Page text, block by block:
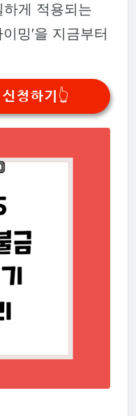
게 적용되는
밍'을 지금부터
청하기👆